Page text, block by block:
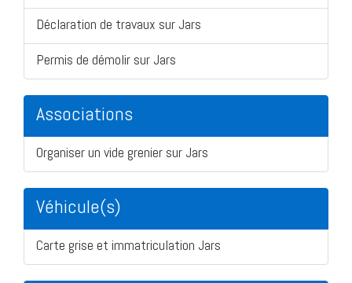
Déclaration de travaux sur Jars
Permis de démolir sur Jars
Associations
Organiser un vide grenier sur Jars
Véhicule(s)
Carte grise et immatriculation Jars